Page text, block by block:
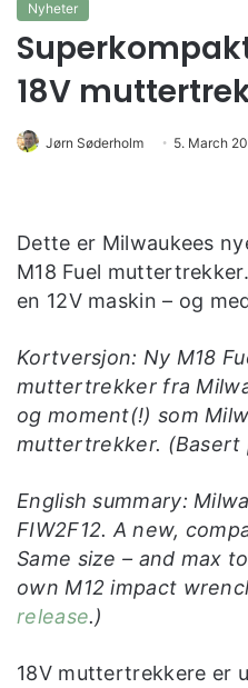
Nyheter
18V
Jørn Søderholm 5. March
Dette er Milwaukees
M18 Fuel
en 12V maskin – og
Kortversjon: Ny M18
muttertrekker fra
og moment(!) som
muttertrekker. (Basert
English summary:
FIW2F12. A new,
Same size – and max
own M12 impact
release.)
18V muttertrekkere er